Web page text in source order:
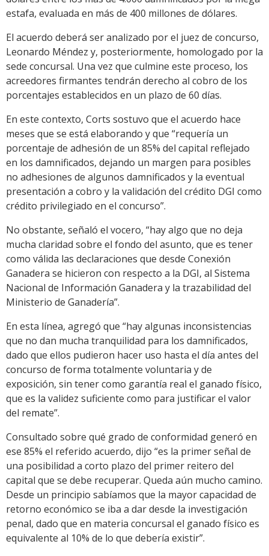
estafa, evaluada en más de 400 millones de dólares.
El acuerdo deberá ser analizado por el juez de concurso,
Leonardo Méndez y, posteriormente, homologado por la
sede concursal. Una vez que culmine este proceso, los
acreedores firmantes tendrán derecho al cobro de los
porcentajes establecidos en un plazo de 60 días.
En este contexto, Corts sostuvo que el acuerdo hace
meses que se está elaborando y que “requería un
porcentaje de adhesión de un 85% del capital reflejado
en los damnificados, dejando un margen para posibles
no adhesiones de algunos damnificados y la eventual
presentación a cobro y la validación del crédito DGI como
crédito privilegiado en el concurso”.
No obstante, señaló el vocero, “hay algo que no deja
mucha claridad sobre el fondo del asunto, que es tener
como válida las declaraciones que desde Conexión
Ganadera se hicieron con respecto a la DGI, al Sistema
Nacional de Información Ganadera y la trazabilidad del
Ministerio de Ganadería”.
En esta línea, agregó que “hay algunas inconsistencias
que no dan mucha tranquilidad para los damnificados,
dado que ellos pudieron hacer uso hasta el día antes del
concurso de forma totalmente voluntaria y de
exposición, sin tener como garantía real el ganado físico,
que es la validez suficiente como para justificar el valor
del remate”.
Consultado sobre qué grado de conformidad generó en
ese 85% el referido acuerdo, dijo “es la primer señal de
una posibilidad a corto plazo del primer reitero del
capital que se debe recuperar. Queda aún mucho camino.
Desde un principio sabíamos que la mayor capacidad de
retorno económico se iba a dar desde la investigación
penal, dado que en materia concursal el ganado físico es
equivalente al 10% de lo que debería existir”.